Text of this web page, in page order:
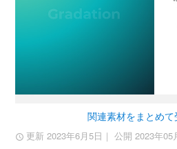
関連素材をまとめて
更新 2023年6月5日 ｜ 公開 2023年05